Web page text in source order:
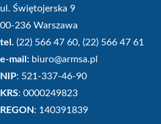
ul. Świętojerska 9
00-236 Warszawa
tel. (22) 566 47 60, (22) 566 47 61
e-mail: biuro@armsa.pl
NIP: 521-337-46-90
KRS: 0000249823
REGON: 140391839